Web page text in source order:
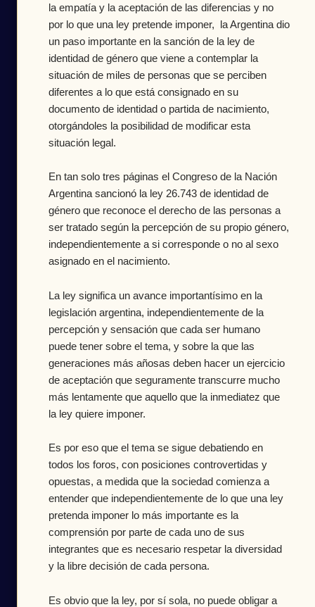
la empatía y la aceptación de las diferencias y no
por lo que una ley pretende imponer, la Argentina dio
un paso importante en la sanción de la ley de
identidad de género que viene a contemplar la
situación de miles de personas que se perciben
diferentes a lo que está consignado en su
documento de identidad o partida de nacimiento,
otorgándoles la posibilidad de modificar esta
situación legal.
En tan solo tres páginas el Congreso de la Nación
Argentina sancionó la ley 26.743 de identidad de
género que reconoce el derecho de las personas a
ser tratado según la percepción de su propio género,
independientemente a si corresponde o no al sexo
asignado en el nacimiento.
La ley significa un avance importantísimo en la
legislación argentina, independientemente de la
percepción y sensación que cada ser humano
puede tener sobre el tema, y sobre la que las
generaciones más añosas deben hacer un ejercicio
de aceptación que seguramente transcurre mucho
más lentamente que aquello que la inmediatez que
la ley quiere imponer.
Es por eso que el tema se sigue debatiendo en
todos los foros, con posiciones controvertidas y
opuestas, a medida que la sociedad comienza a
entender que independientemente de lo que una ley
pretenda imponer lo más importante es la
comprensión por parte de cada uno de sus
integrantes que es necesario respetar la diversidad
y la libre decisión de cada persona.
Es obvio que la ley, por sí sola, no puede obligar a